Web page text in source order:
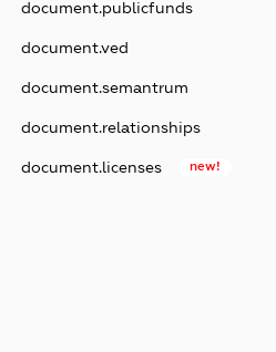
document.publicfunds
document.ved
document.semantrum
document.relationships
document.licenses new!